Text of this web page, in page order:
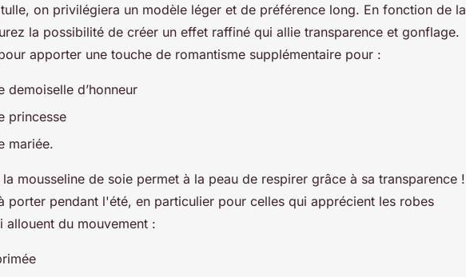
on privilégiera un modèle léger et de préférence long. En fonction de la
la possibilité de créer un effet raffiné qui allie transparence et gonflage.
apporter une touche de romantisme supplémentaire pour :
demoiselle d’honneur
princesse
mariée.
mousseline de soie permet à la peau de respirer grâce à sa transparence !
porter pendant l'été, en particulier pour celles qui apprécient les robes
allouent du mouvement :